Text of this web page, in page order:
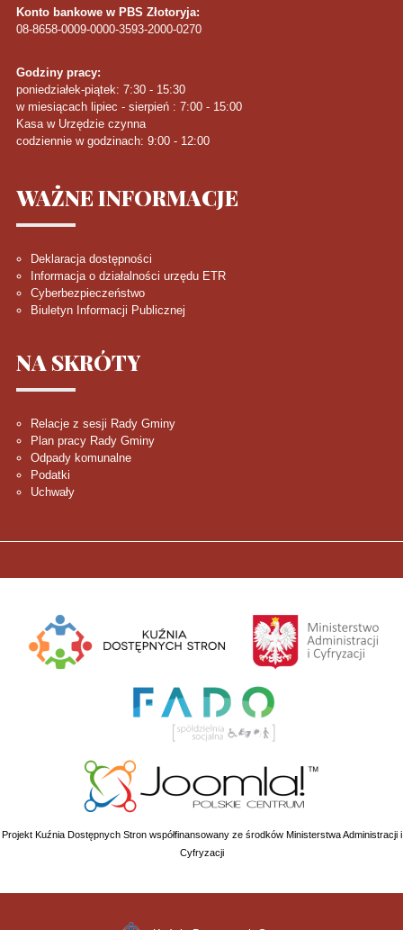
Konto bankowe w PBS Złotoryja:
08-8658-0009-0000-3593-2000-0270
Godziny pracy:
poniedziałek-piątek: 7:30 - 15:30
w miesiącach lipiec - sierpień : 7:00 - 15:00
Kasa w Urzędzie czynna
codziennie w godzinach: 9:00 - 12:00
WAŻNEINFORMACJE
Deklaracja dostępności
Informacja o działalności urzędu ETR
Cyberbezpieczeństwo
Biuletyn Informacji Publicznej
NA SKRÓTY
Relacje z sesji Rady Gminy
Plan pracy Rady Gminy
Odpady komunalne
Podatki
Uchwały
Projekt Kuźnia Dostępnych Stron współfinansowany ze środków Ministerstwa Administracji i
Cyfryzacji